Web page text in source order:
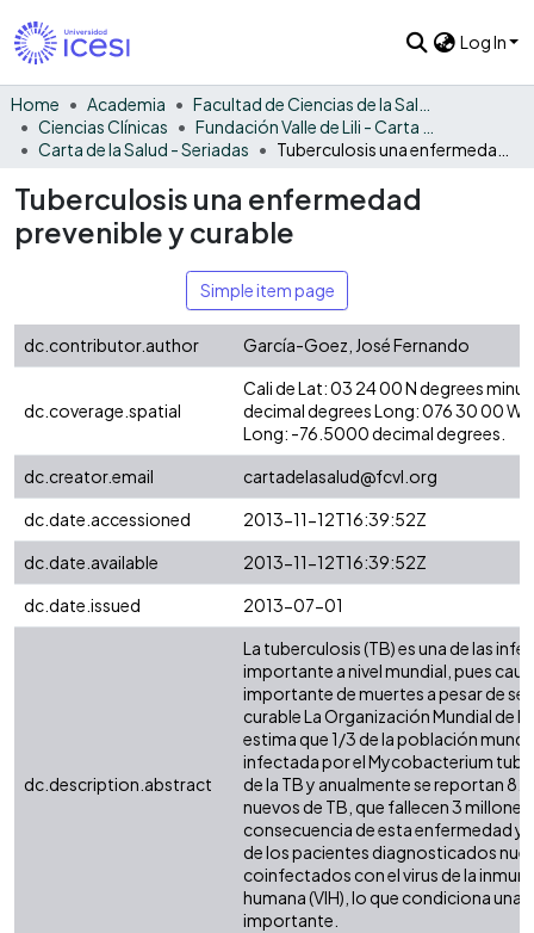
Log In
Home Academia
Ciencias Clínicas
Carta de la Salud - Seriadas
Tuberculosis una enfermedad
prevenible y curable
Simple item page
dc.contributor.author García-Goez, José Fernando
dc.coverage.spatial
Cali de Lat: 03 24 00 N degrees
decimal degrees Long: 076 30 00 W
Long: -76.5000 decimal degrees.
dc.creator.email
cartadelasalud@fcvl.org
dc.date.accessioned
2013-11-12T16:39:52Z
dc.date.available
2013-11-12T16:39:52Z
dc.date.issued
2013-07-01
dc.description.abstract
La tuberculosis (TB) es una de las
importante a nivel mundial, pues
importante de muertes a pesar de
curable La Organización Mundial de la
estima que 1/3 de la población
infectada por el Mycobacterium
de la TB y anualmente se reportan
nuevos de TB, que fallecen 3
consecuencia de esta enfermedad y
de los pacientes diagnosticados
coinfectados con el virus de la
humana (VIH), lo que condiciona una
importante.